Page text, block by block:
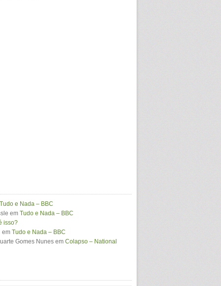
Tudo e Nada – BBC
em Tudo e Nada – BBC
isso?
em Tudo e Nada – BBC
Gomes Nunes em Colapso – National